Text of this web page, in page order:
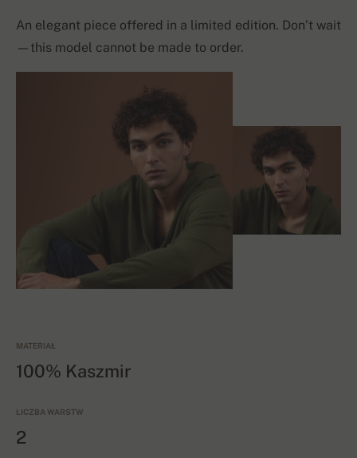
An elegant piece offered in a limited edition. Don’t wait
—this model cannot be made to order.
MATERIAŁ
100% Kaszmir
LICZBA WARSTW
2